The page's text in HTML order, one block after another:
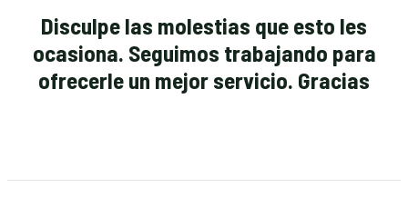
Disculpe las molestias que esto les
ocasiona. Seguimos trabajando para
ofrecerle un mejor servicio. Gracias